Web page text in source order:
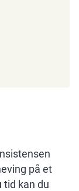
på et
tid kan du